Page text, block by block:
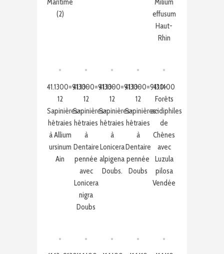
Maritime
(2)
Milium
effusum
Haut-
Rhin
41.1300=9130-
12
Sapinières-
hêtraies
à Allium
ursinum
Ain
41.1300=9130-
12
Sapinières-
hêtraies
à
Dentaire
pennée
avec
Lonicera
nigra
Doubs
41.1300=9130-
12
Sapinières-
hêtraies
à
Lonicera
alpigena
Doubs.
41.1300=9130-
12
Sapinières-
hêtraies
à
Dentaire
pennée
Doubs
41.1400
Forêts
acidiphiles
de
Chênes
avec
Luzula
pilosa
Vendée